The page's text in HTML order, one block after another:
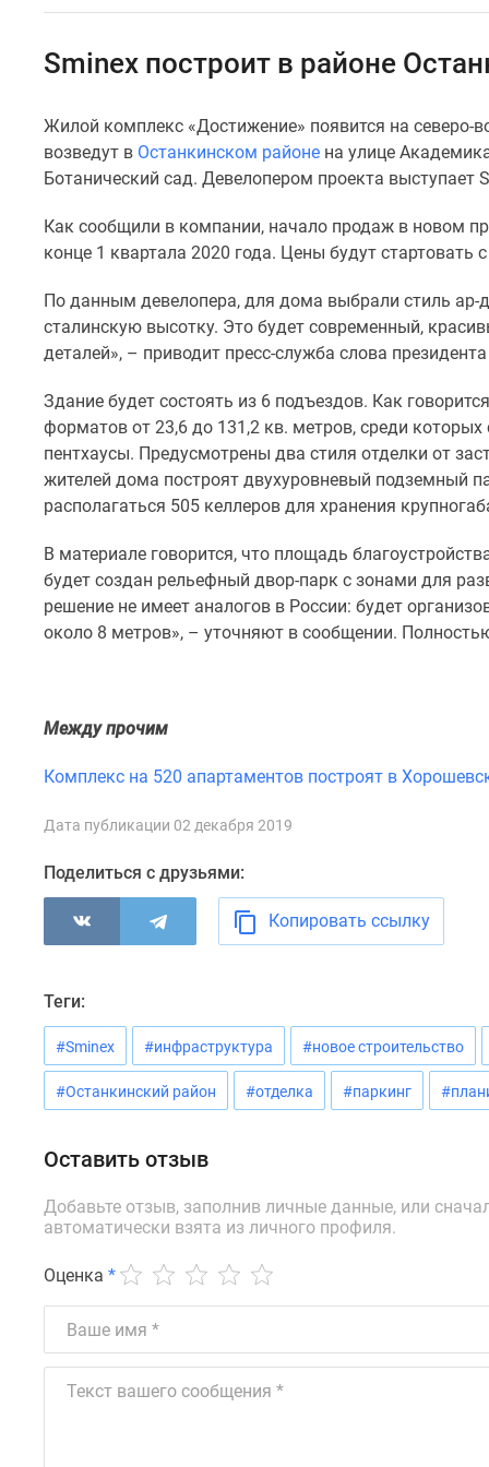
помещения
застройщики
Панорамы
новостроек
новостроек
новостроек
Москвы
Подмосковья
комнатные
комнатные
комнатные
Ипотечный
калькулятор
Семейная
Медиа
недвижимости
эксперта
Аналитика
Эксперты
Контакты
Апартаменты
#траншевая
#рассрочка
Sminex построит в районе
Жилой комплекс «Достижение» появится на северо-
возведут в Останкинском районе на улице
Ботанический сад. Девелопером проекта выступает
Как сообщили в компании, начало продаж в новом
конце 1 квартала 2020 года. Цены будут стартовать
По данным девелопера, для дома выбрали стиль ар-
сталинскую высотку. Это будет современный,
деталей», – приводит пресс-служба слова
Здание будет состоять из 6 подъездов. Как
форматов от 23,6 до 131,2 кв. метров, среди
пентхаусы. Предусмотрены два стиля отделки от
жителей дома построят двухуровневый подземный
располагаться 505 келлеров для хранения
В материале говорится, что площадь
будет создан рельефный двор-парк с зонами для
решение не имеет аналогов в России: будет
около 8 метров», – уточняют в сообщении.
Между прочим
Комплекс на 520 апартаментов построят в
Дата публикации 02 декабря 2019
Поделиться с друзьями:
Копировать ссылку
Теги:
#Sminex #инфраструктура #новое строительство
#Останкинский район #отделка #паркинг
Оставить отзыв
Добавьте отзыв, заполнив личные данные, или
автоматически взята из личного профиля.
Оценка *